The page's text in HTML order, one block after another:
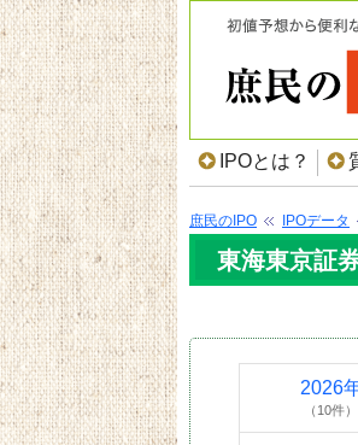
IPOとは？
庶民のIPO IPOデータ
東海東京証
2026
（10件）